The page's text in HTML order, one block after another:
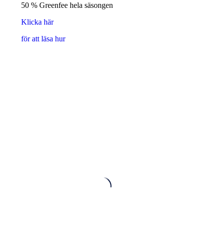
50 % Greenfee hela säsongen
Klicka här
för att läsa hur